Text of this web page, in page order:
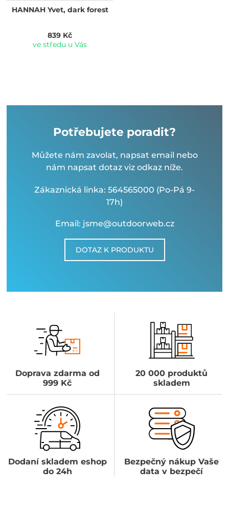
HANNAH Yvet, dark forest
839 Kč
ve středu u Vás
Potřebujete poradit?
Můžete nám zavolat, napsat email nebo
nám napsat dotaz viz odkaz níže.
Zákaznická linka: 564565000 (Po-Pá 9-
17h)
Email: jsme@outdoorweb.cz
DOTAZ K PRODUKTU
Doprava zdarma od
999 Kč
20 000 produktů
skladem
Dodaní skladem eshop
do 24h
Bezpečný nákup Vaše
data v bezpečí